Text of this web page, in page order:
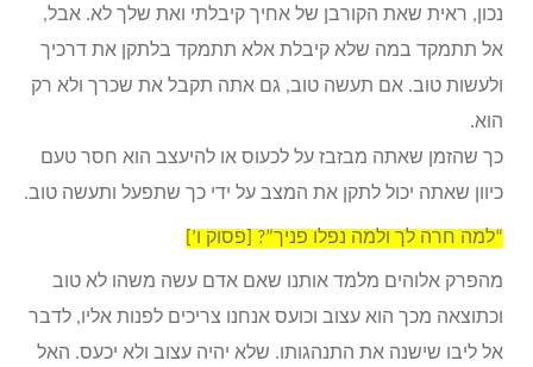
נכון, ראית שאת הקורבן של אחיך קיבלתי ואת שלך לא. אבל,
אל תתמקד במה שלא קיבלת אלא תתמקד בלתקן את דרכיך
ולעשות טוב. אם תעשה טוב, גם אתה תקבל את שכרך ולא רק
הוא.
כך שהזמן שאתה מבזבז על לכעוס או להיעצב הוא חסר טעם
כיוון שאתה יכול לתקן את המצב על ידי כך שתפעל ותעשה טוב.
“למה חרה לך ולמה נפלו פניך”? [פסוק ו’]
מהפרק אלוהים מלמד אותנו שאם אדם עשה משהו לא טוב
וכתוצאה מכך הוא עצוב וכועס אנחנו צריכים לפנות אליו, לדבר
אל ליבו שישנה את התנהגותו. שלא יהיה עצוב ולא יכעס. האל